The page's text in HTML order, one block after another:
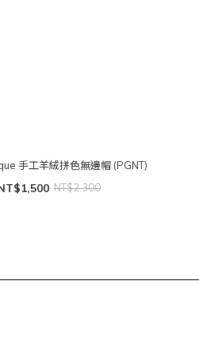
手工羊絨拼色無邊帽 (PGNT)
NT$2,300